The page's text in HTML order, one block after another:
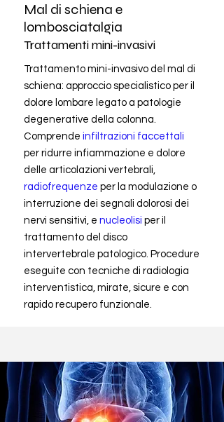
Mal di schiena e
lombosciatalgia
Trattamenti mini-invasivi
Trattamento mini-invasivo del mal di
schiena: approccio specialistico per il
dolore lombare legato a patologie
degenerative della colonna.
Comprende infiltrazioni faccettali
per ridurre infiammazione e dolore
delle articolazioni vertebrali,
radiofrequenze per la modulazione o
interruzione dei segnali dolorosi dei
nervi sensitivi, e nucleolisi per il
trattamento del disco
intervertebrale patologico. Procedure
eseguite con tecniche di radiologia
interventistica, mirate, sicure e con
rapido recupero funzionale.